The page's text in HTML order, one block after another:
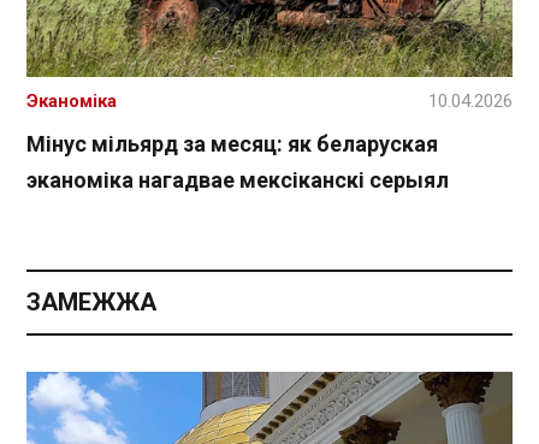
Мінус мільярд за месяц: як беларуская
эканоміка нагадвае мексіканскі серыял
Эканоміка 10.04.2026
ЗАМЕЖЖА